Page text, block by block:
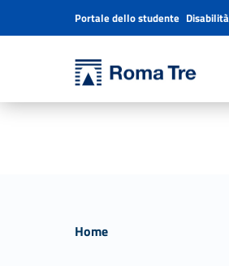
Università Roma Tre
Header info sidebar
Portale dello studente
Home